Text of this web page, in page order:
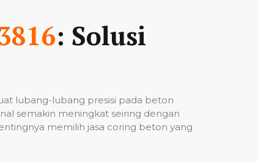
: Solusi
lubang-lubang presisi pada beton
semakin meningkat seiring dengan
memilih jasa coring beton yang